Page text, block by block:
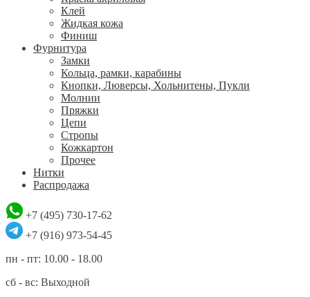
Клей
Жидкая кожа
Финиш
Фурнитура
Замки
Кольца, рамки, карабины
Кнопки, Люверсы, Хольнитены, Пукли
Молнии
Пряжки
Цепи
Стропы
Кожкартон
Прочее
Нитки
Распродажа
+7 (495) 730-17-62
+7 (916) 973-54-45
пн - пт: 10.00 - 18.00
сб - вс: Выходной